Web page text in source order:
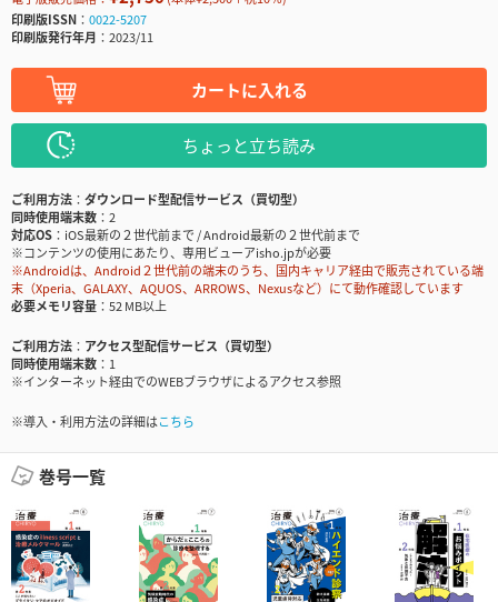
印刷版ISSN
0022-5207
印刷版発行年月
2023/11
カートに入れる
ちょっと立ち読み
ご利用方法
ダウンロード型配信サービス（買切型）
同時使用端末数
2
対応OS
iOS最新の２世代前まで / Android最新の２世代前まで
※コンテンツの使用にあたり、専用ビューアisho.jpが必要
※Androidは、Android２世代前の端末のうち、国内キャリア経由で販売されている端
末（Xperia、GALAXY、AQUOS、ARROWS、Nexusなど）にて動作確認しています
必要メモリ容量
52 MB以上
ご利用方法
アクセス型配信サービス（買切型）
同時使用端末数
1
※インターネット経由でのWEBブラウザによるアクセス参照
※導入・利用方法の詳細はこちら
巻号一覧